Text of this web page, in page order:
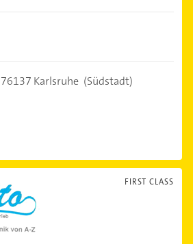
76137 Karlsruhe (Südstadt)
FIRST CLASS